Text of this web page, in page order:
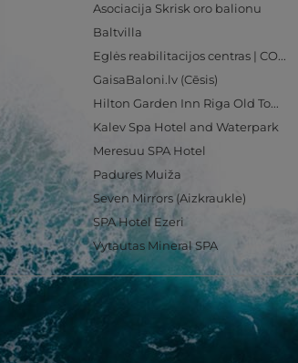
Asociacija Skrisk oro balionu
Baltvilla
Eglės reabilitacijos centras | CORE
GaisaBaloni.lv (Cēsis)
Hilton Garden Inn Riga Old Town
Kalev Spa Hotel and Waterpark
Meresuu SPA Hotel
Padures Muiža
Seven Mirrors (Aizkraukle)
SPA Hotel Ezeri
Vytautas Mineral SPA